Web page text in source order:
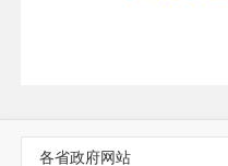
各省政府网站